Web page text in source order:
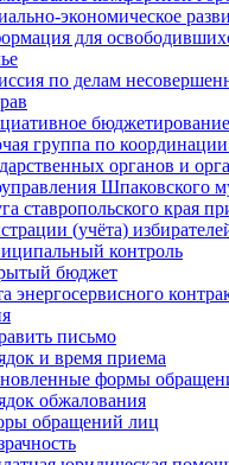
экономическое
для
по делам
бюджетирование
группа по координации
органов и
Шпаковского
ставропольского края
(учёта)
контроль
бюджет
энергосервисного
письмо
и время приема
формы
обжалования
обращений лиц